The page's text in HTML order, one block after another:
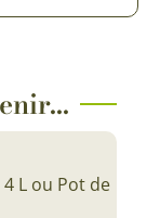
L ou Pot de